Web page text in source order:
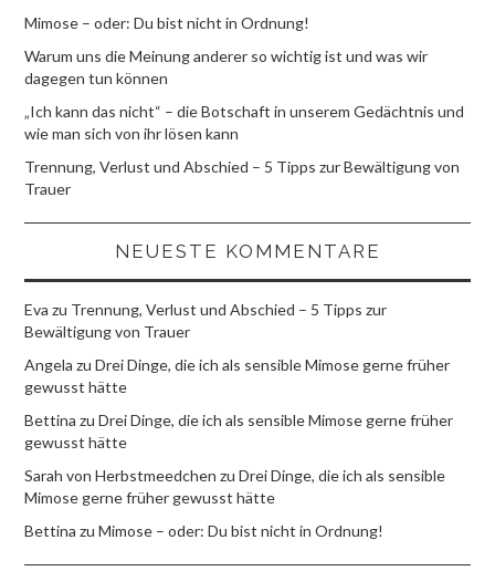
Mimose – oder: Du bist nicht in Ordnung!
Warum uns die Meinung anderer so wichtig ist und was wir
dagegen tun können
„Ich kann das nicht“ – die Botschaft in unserem Gedächtnis und
wie man sich von ihr lösen kann
Trennung, Verlust und Abschied – 5 Tipps zur Bewältigung von
Trauer
NEUESTE KOMMENTARE
Eva zu Trennung, Verlust und Abschied – 5 Tipps zur
Bewältigung von Trauer
Angela zuDrei Dinge, die ich als sensible Mimose gerne früher
gewusst hätte
Bettina zuDrei Dinge, die ich als sensible Mimose gerne früher
gewusst hätte
Sarah von Herbstmeedchen zuDrei Dinge, die ich als sensible
Mimose gerne früher gewusst hätte
Bettina zuMimose – oder: Du bist nicht in Ordnung!